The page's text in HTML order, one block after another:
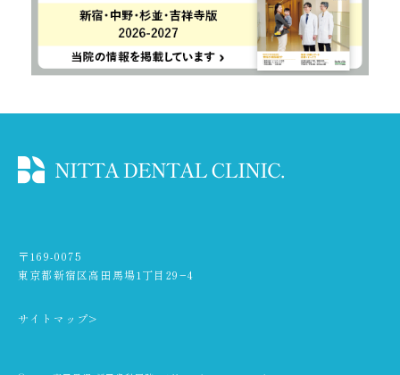
〒169-0075
東京都新宿区高田馬場1丁目29−4
サイトマップ>